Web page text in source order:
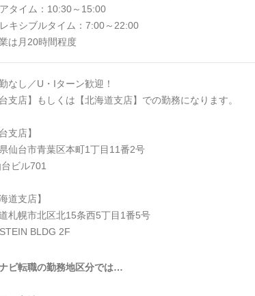
タイム：10:30～15:00
キシブルタイム：7:00～22:00
は月20時間程度
なし／U・Iターン歓迎！
支店】もしくは【北海道支店】での勤務になります。
支店】
仙台市青葉区本町1丁目11番2号
ビル701
道支店】
札幌市北区北15条西5丁目1番5号
BLDG 2F
ビ転職の勤務地区分では…